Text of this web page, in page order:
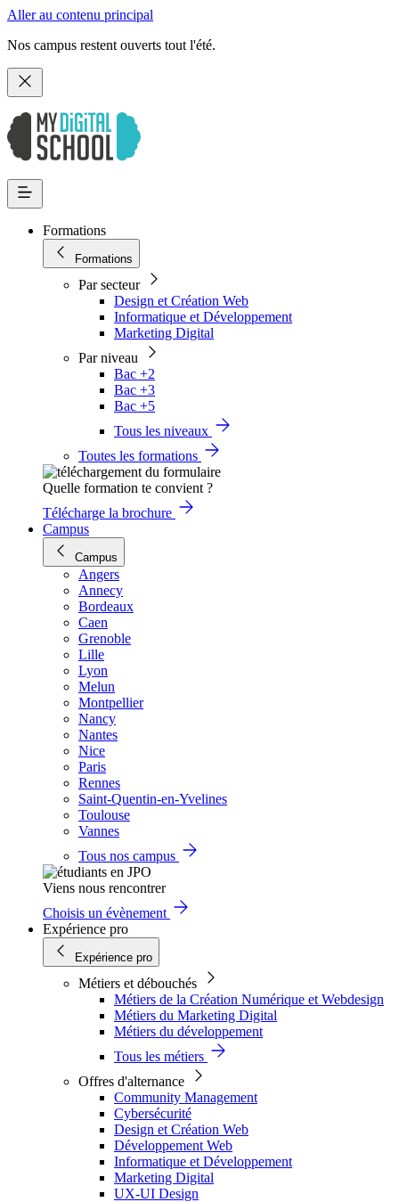
Aller au contenu principal
Nos campus restent ouverts tout l'été.
Formations
Formations
Par secteur
Design et Création Web
Informatique et Développement
Marketing Digital
Par niveau
Bac +2
Bac +3
Bac +5
Tous les niveaux
Toutes les formations
Quelle formation te convient ?
Télécharge la brochure
Campus
Campus
Angers
Annecy
Bordeaux
Caen
Grenoble
Lille
Lyon
Melun
Montpellier
Nancy
Nantes
Nice
Paris
Rennes
Saint-Quentin-en-Yvelines
Toulouse
Vannes
Tous nos campus
Viens nous rencontrer
Choisis un évènement
Expérience pro
Expérience pro
Métiers et débouchés
Métiers de la Création Numérique et Webdesign
Métiers du Marketing Digital
Métiers du développement
Tous les métiers
Offres d'alternance
Community Management
Cybersécurité
Design et Création Web
Développement Web
Informatique et Développement
Marketing Digital
UX-UI Design